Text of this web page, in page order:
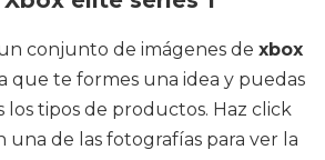
conjunto de imágenes de xbox
que te formes una idea y puedas
tipos de productos. Haz click
una de las fotografías para ver la